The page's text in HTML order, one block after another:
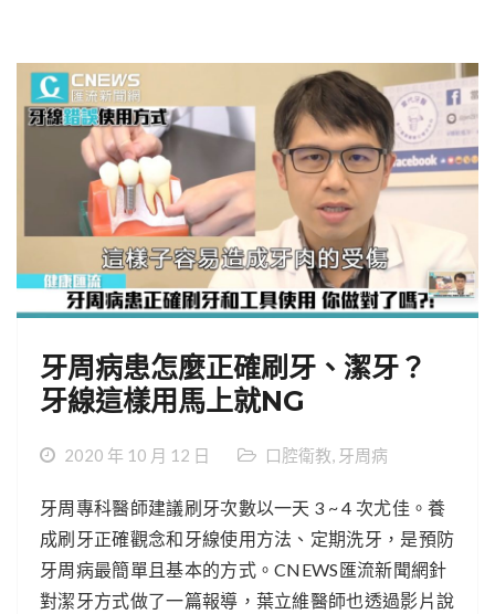
牙周病患怎麼正確刷牙、潔牙？
牙線這樣用馬上就NG
2020 年 10 月 12 日 口腔衛教, 牙周病
牙周專科醫師建議刷牙次數以一天 3 ~ 4 次尤佳。養
成刷牙正確觀念和牙線使用方法、定期洗牙，是預防
牙周病最簡單且基本的方式。CNEWS匯流新聞網針
對潔牙方式做了一篇報導，葉立維醫師也透過影片說